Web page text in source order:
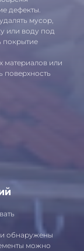
дефекты.
мусор,
или воду под
покрытие
материалов или
поверхность
обнаружены
можно